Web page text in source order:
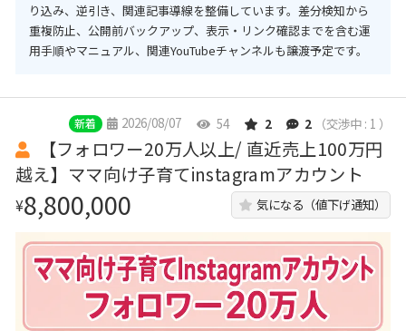
り込み、逆引き、関連記事導線を整備しています。差分検知から
重複防止、公開前バックアップ、表示・リンク確認までを含む運
用手順やマニュアル、関連YouTubeチャンネルも譲渡予定です。
新着 2026/08/07 54 2 2 （交渉中 : 1 ）
【フォロワー20万人以上/ 直近売上100万円
越え】ママ向け子育てinstagramアカウント
¥8,800,000 気になる（値下げ通知）